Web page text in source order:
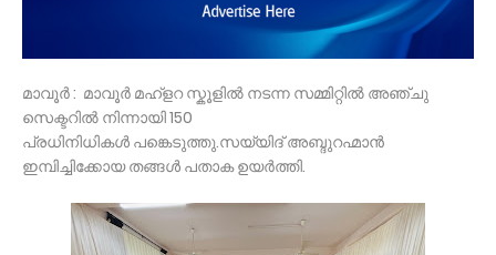
മാവൂർ : മാവൂർ മഹ്ളറ സ്കൂളിൽ നടന്ന സമ്മിറ്റിൽ അഞ്ചു
സെക്ടറിൽ നിന്നായി 150
പ്രധിനിധികൾ പങ്കെടുത്തു.സയ്യിദ് അബ്ദുറഹ്മാൻ
ഇമ്പിച്ചിക്കോയ തങ്ങൾ പതാക ഉയർത്തി.